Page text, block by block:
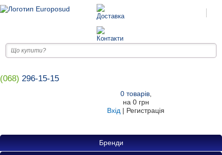
(068) 296-15-15
0товарів,
на 0 грн
Вхід | Регистрація
Бренди